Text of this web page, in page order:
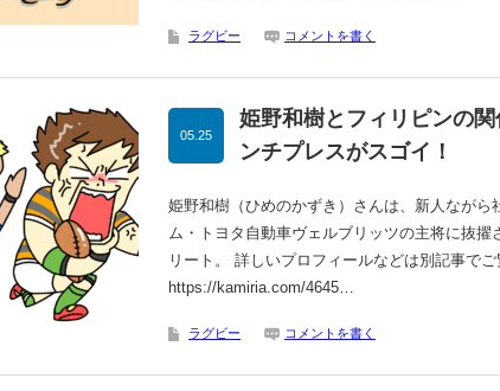
ラグビー コメントを書く
姫野和樹とフィリピンの
ンチプレスがスゴイ！
05.25
姫野和樹（ひめのかずき）さんは、新人ながら
ム・トヨタ自動車ヴェルブリッツの主将に抜擢
リート。 詳しいプロフィールなどは別記事でご
https://kamiria.com/4645…
ラグビー コメントを書く